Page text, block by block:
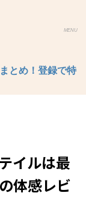
とめ！登録で特
イルは最
体感レビ